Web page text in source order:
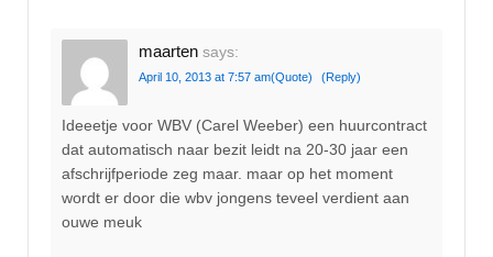
maarten says:
April 10, 2013 at 7:57 am(Quote) (Reply)
Ideeetje voor WBV (Carel Weeber) een huurcontract
dat automatisch naar bezit leidt na 20-30 jaar een
afschrijfperiode zeg maar. maar op het moment
wordt er door die wbv jongens teveel verdient aan
ouwe meuk